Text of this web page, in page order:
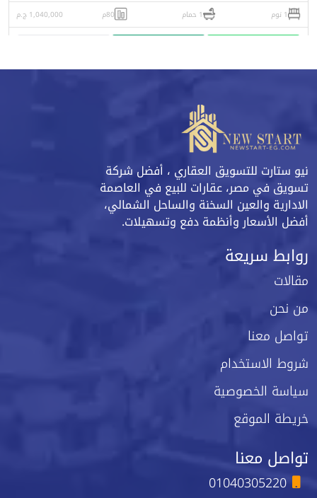
1 نوم 1 حمام 80م 1,040,000 ج.م
نيو ستارت للتسويق العقاري ، أفضل شركة
تسويق في مصر، عقارات للبيع في العاصمة
الادارية والعين السخنة والساحل الشمالي،
أفضل الأسعار وأنظمة دفع وتسهيلات.
روابط سريعة
مقالات
من نحن
تواصل معنا
شروط الاستخدام
سياسة الخصوصية
خريطة الموقع
تواصل معنا
01040305220